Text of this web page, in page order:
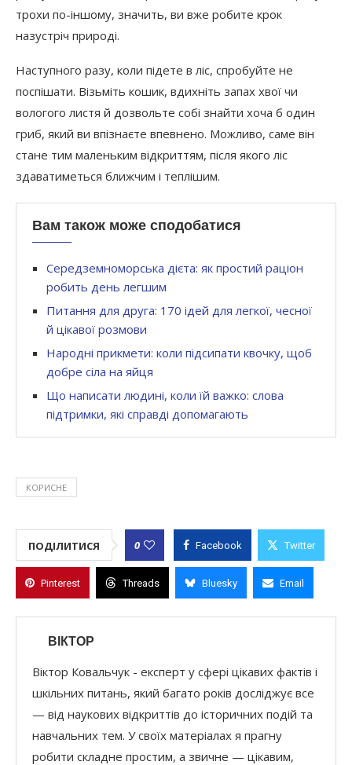
трохи по-іншому, значить, ви вже робите крок
назустріч природі.
Наступного разу, коли підете в ліс, спробуйте не
поспішати. Візьміть кошик, вдихніть запах хвої чи
вологого листя й дозвольте собі знайти хоча б один
гриб, який ви впізнаєте впевнено. Можливо, саме він
стане тим маленьким відкриттям, після якого ліс
здаватиметься ближчим і теплішим.
Вам також може сподобатися
Середземноморська дієта: як простий раціон
робить день легшим
Питання для друга: 170 ідей для легкої, чесної
й цікавої розмови
Народні прикмети: коли підсипати квочку, щоб
добре сіла на яйця
Що написати людині, коли їй важко: слова
підтримки, які справді допомагають
КОРИСНЕ
ПОДІЛИТИСЯ 0 Facebook Twitter
Pinterest Threads Bluesky Email
ВІКТОР
Віктор Ковальчук - експерт у сфері цікавих фактів і
шкільних питань, який багато років досліджує все
— від наукових відкриттів до історичних подій та
навчальних тем. У своїх матеріалах я прагну
робити складне простим, а звичне — цікавим,